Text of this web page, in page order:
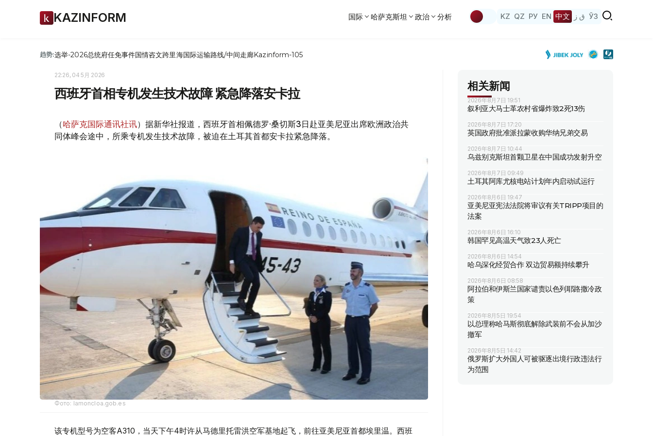
KAZINFORM 国际 哈萨克斯坦 政治 分析 KZ QZ РУ EN 中文 ق ز ЎЗ
趋势:选举-2026总统府任免事件国情咨文跨里海国际运输路线/中间走廊Kazinform-105
22:26, 04 5月 2026
西班牙首相专机发生技术故障 紧急降落安卡拉
（哈萨克国际通讯社讯）据新华社报道，西班牙首相佩德罗·桑切斯3日赴亚美尼亚出席欧洲政治共
同体峰会途中，所乘专机发生技术故障，被迫在土耳其首都安卡拉紧急降落。
Фото: lamoncloa.gob.es
该专机型号为空客A310，当天下午4时许从马德里托雷洪空军基地起飞，前往亚美尼亚首都埃里温。西班
相关新闻
2026年8月7日 19:51
叙利亚大马士革农村省爆炸致2死13伤
2026年8月7日 17:20
英国政府批准派拉蒙收购华纳兄弟交易
2026年8月7日 10:44
乌兹别克斯坦首颗卫星在中国成功发射升空
2026年8月7日 09:49
土耳其阿库尤核电站计划年内启动试运行
2026年8月6日 19:47
亚美尼亚宪法法院将审议有关TRIPP项目的
法案
2026年8月6日 16:10
韩国罕见高温天气致23人死亡
2026年8月6日 14:54
哈乌深化经贸合作 双边贸易额持续攀升
2026年8月6日 08:58
阿拉伯和伊斯兰国家谴责以色列耶路撒冷政
策
2026年8月5日 19:54
以总理称哈马斯彻底解除武装前不会从加沙
撤军
2026年8月5日 14:42
俄罗斯扩大外国人可被驱逐出境行政违法行
为范围